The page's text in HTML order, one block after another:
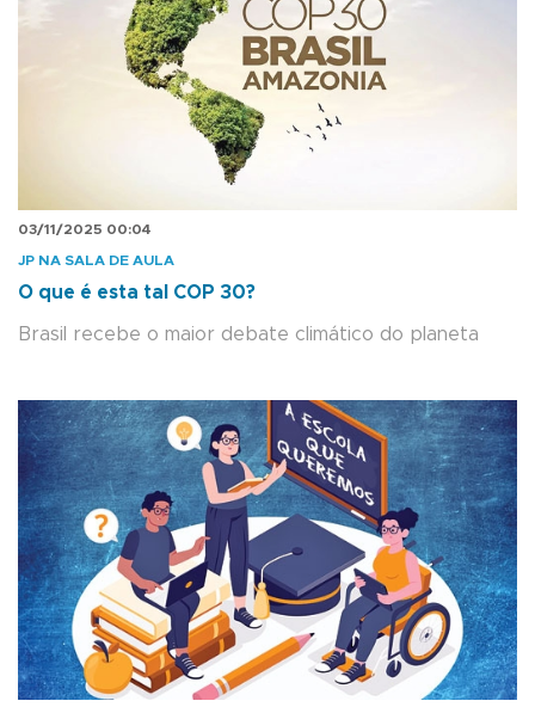
03/11/2025 00:04
JP NA SALA DE AULA
O que é esta tal COP 30?
Brasil recebe o maior debate climático do planeta